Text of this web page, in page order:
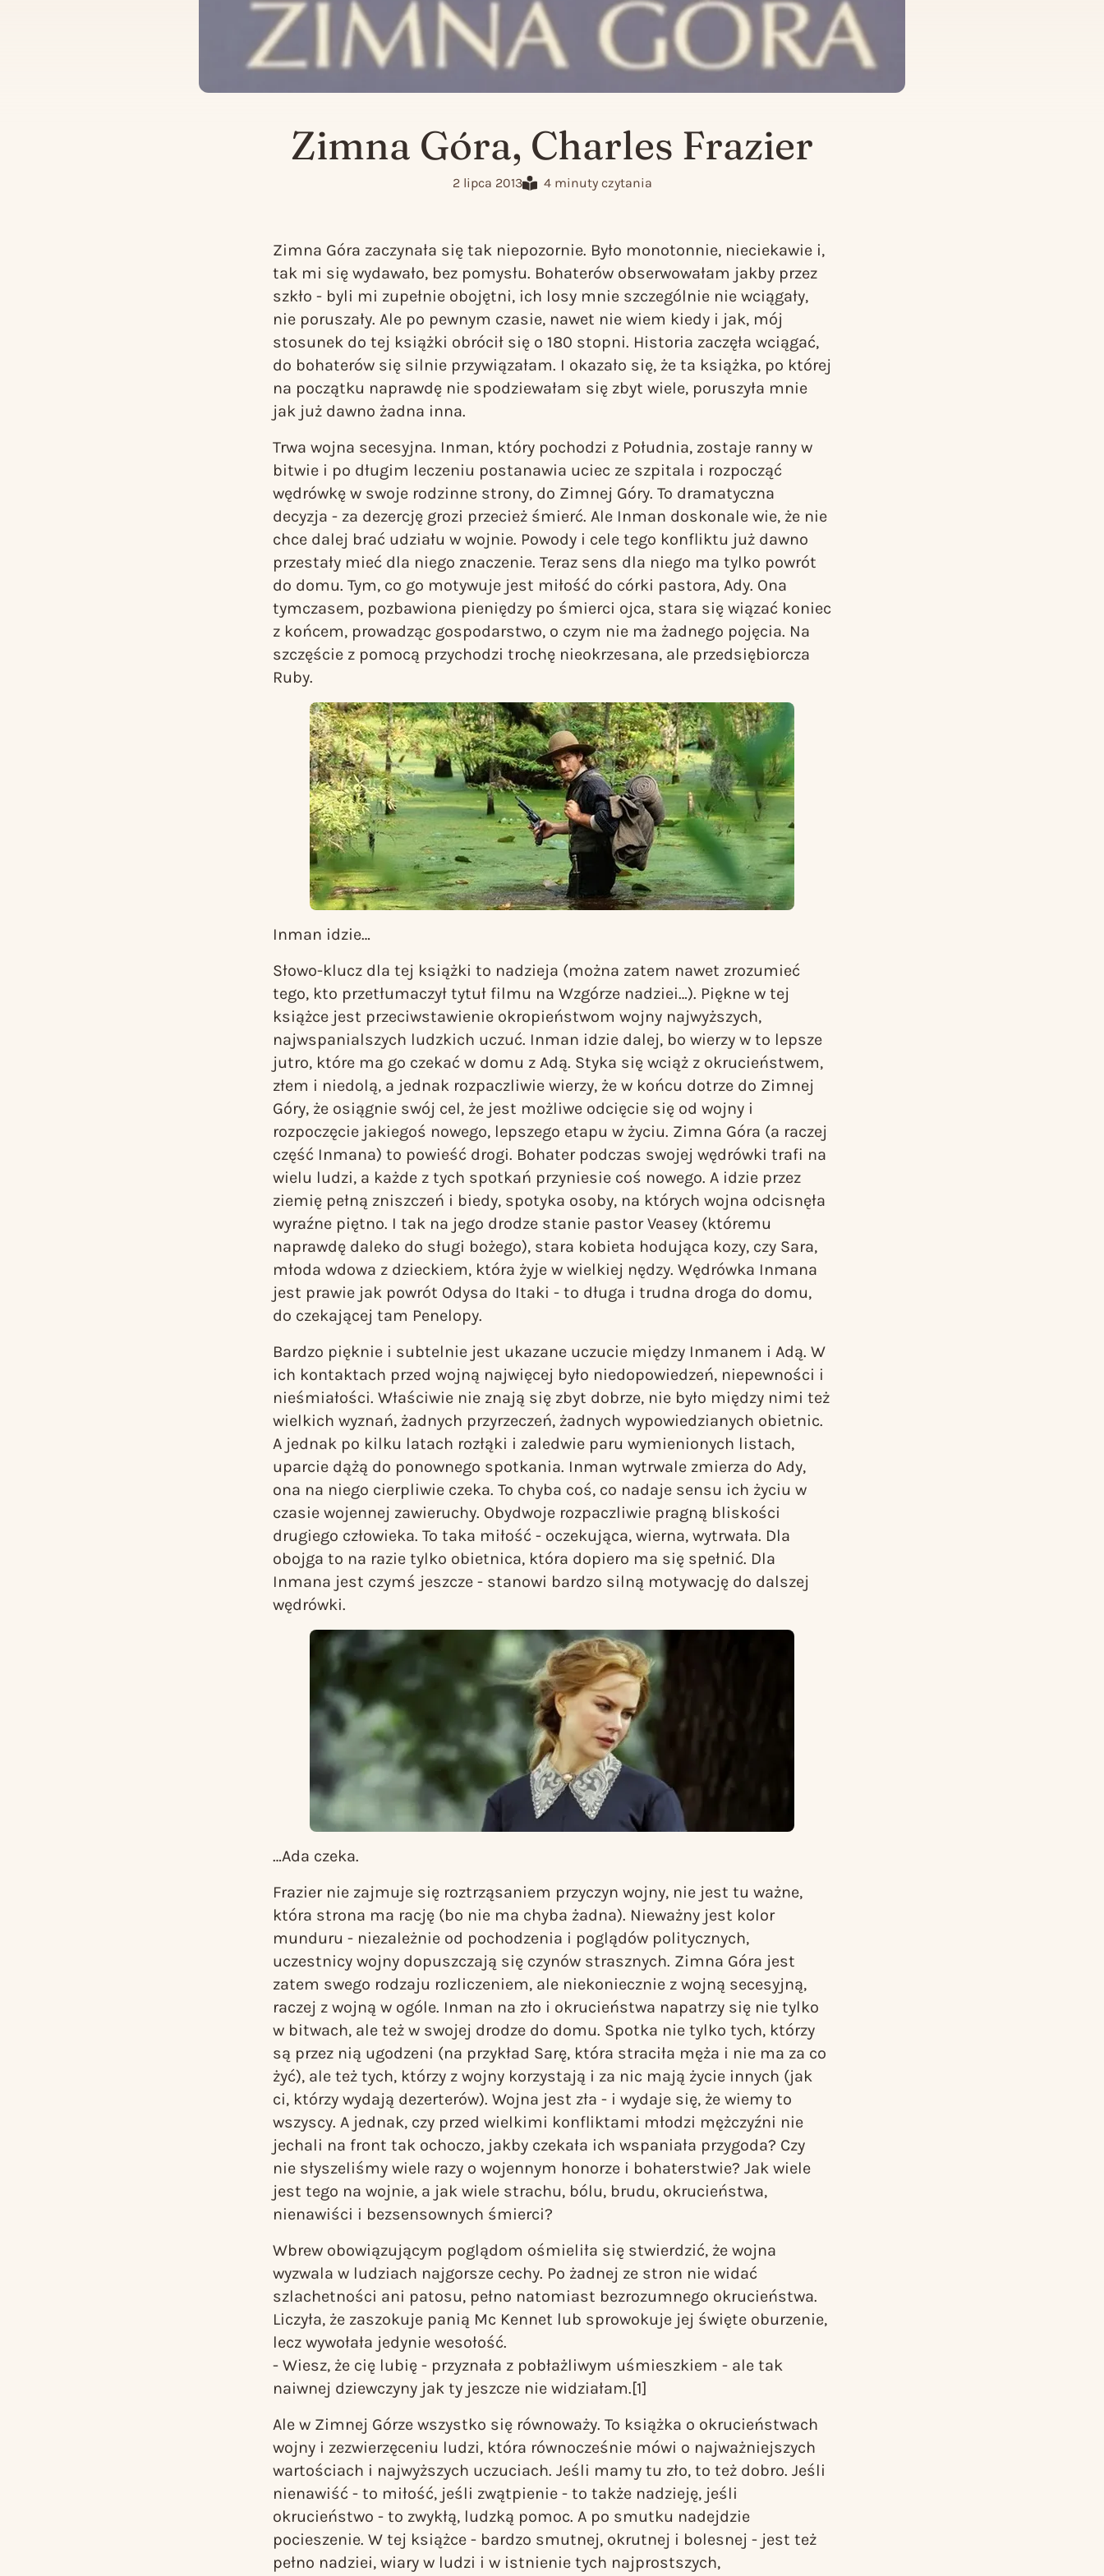
Zimna Góra, Charles Frazier
2 lipca 2013 4 minuty czytania
Zimna Góra zaczynała się tak niepozornie. Było monotonnie, nieciekawie i,
tak mi się wydawało, bez pomysłu. Bohaterów obserwowałam jakby przez
szkło - byli mi zupełnie obojętni, ich losy mnie szczególnie nie wciągały,
nie poruszały. Ale po pewnym czasie, nawet nie wiem kiedy i jak, mój
stosunek do tej książki obrócił się o 180 stopni. Historia zaczęła wciągać,
do bohaterów się silnie przywiązałam. I okazało się, że ta książka, po której
na początku naprawdę nie spodziewałam się zbyt wiele, poruszyła mnie
jak już dawno żadna inna.
Trwa wojna secesyjna. Inman, który pochodzi z Południa, zostaje ranny w
bitwie i po długim leczeniu postanawia uciec ze szpitala i rozpocząć
wędrówkę w swoje rodzinne strony, do Zimnej Góry. To dramatyczna
decyzja - za dezercję grozi przecież śmierć. Ale Inman doskonale wie, że nie
chce dalej brać udziału w wojnie. Powody i cele tego konfliktu już dawno
przestały mieć dla niego znaczenie. Teraz sens dla niego ma tylko powrót
do domu. Tym, co go motywuje jest miłość do córki pastora, Ady. Ona
tymczasem, pozbawiona pieniędzy po śmierci ojca, stara się wiązać koniec
z końcem, prowadząc gospodarstwo, o czym nie ma żadnego pojęcia. Na
szczęście z pomocą przychodzi trochę nieokrzesana, ale przedsiębiorcza
Ruby.
Inman idzie…
Słowo-klucz dla tej książki to nadzieja (można zatem nawet zrozumieć
tego, kto przetłumaczył tytuł filmu na Wzgórze nadziei…). Piękne w tej
książce jest przeciwstawienie okropieństwom wojny najwyższych,
najwspanialszych ludzkich uczuć. Inman idzie dalej, bo wierzy w to lepsze
jutro, które ma go czekać w domu z Adą. Styka się wciąż z okrucieństwem,
złem i niedolą, a jednak rozpaczliwie wierzy, że w końcu dotrze do Zimnej
Góry, że osiągnie swój cel, że jest możliwe odcięcie się od wojny i
rozpoczęcie jakiegoś nowego, lepszego etapu w życiu. Zimna Góra (a raczej
część Inmana) to powieść drogi. Bohater podczas swojej wędrówki trafi na
wielu ludzi, a każde z tych spotkań przyniesie coś nowego. A idzie przez
ziemię pełną zniszczeń i biedy, spotyka osoby, na których wojna odcisnęła
wyraźne piętno. I tak na jego drodze stanie pastor Veasey (któremu
naprawdę daleko do sługi bożego), stara kobieta hodująca kozy, czy Sara,
młoda wdowa z dzieckiem, która żyje w wielkiej nędzy. Wędrówka Inmana
jest prawie jak powrót Odysa do Itaki - to długa i trudna droga do domu,
do czekającej tam Penelopy.
Bardzo pięknie i subtelnie jest ukazane uczucie między Inmanem i Adą. W
ich kontaktach przed wojną najwięcej było niedopowiedzeń, niepewności i
nieśmiałości. Właściwie nie znają się zbyt dobrze, nie było między nimi też
wielkich wyznań, żadnych przyrzeczeń, żadnych wypowiedzianych obietnic.
A jednak po kilku latach rozłąki i zaledwie paru wymienionych listach,
uparcie dążą do ponownego spotkania. Inman wytrwale zmierza do Ady,
ona na niego cierpliwie czeka. To chyba coś, co nadaje sensu ich życiu w
czasie wojennej zawieruchy. Obydwoje rozpaczliwie pragną bliskości
drugiego człowieka. To taka miłość - oczekująca, wierna, wytrwała. Dla
obojga to na razie tylko obietnica, która dopiero ma się spełnić. Dla
Inmana jest czymś jeszcze - stanowi bardzo silną motywację do dalszej
wędrówki.
…Ada czeka.
Frazier nie zajmuje się roztrząsaniem przyczyn wojny, nie jest tu ważne,
która strona ma rację (bo nie ma chyba żadna). Nieważny jest kolor
munduru - niezależnie od pochodzenia i poglądów politycznych,
uczestnicy wojny dopuszczają się czynów strasznych. Zimna Góra jest
zatem swego rodzaju rozliczeniem, ale niekoniecznie z wojną secesyjną,
raczej z wojną w ogóle. Inman na zło i okrucieństwa napatrzy się nie tylko
w bitwach, ale też w swojej drodze do domu. Spotka nie tylko tych, którzy
są przez nią ugodzeni (na przykład Sarę, która straciła męża i nie ma za co
żyć), ale też tych, którzy z wojny korzystają i za nic mają życie innych (jak
ci, którzy wydają dezerterów). Wojna jest zła - i wydaje się, że wiemy to
wszyscy. A jednak, czy przed wielkimi konfliktami młodzi mężczyźni nie
jechali na front tak ochoczo, jakby czekała ich wspaniała przygoda? Czy
nie słyszeliśmy wiele razy o wojennym honorze i bohaterstwie? Jak wiele
jest tego na wojnie, a jak wiele strachu, bólu, brudu, okrucieństwa,
nienawiści i bezsensownych śmierci?
Wbrew obowiązującym poglądom ośmieliła się stwierdzić, że wojna
wyzwala w ludziach najgorsze cechy. Po żadnej ze stron nie widać
szlachetności ani patosu, pełno natomiast bezrozumnego okrucieństwa.
Liczyła, że zaszokuje panią Mc Kennet lub sprowokuje jej święte oburzenie,
lecz wywołała jedynie wesołość.
- Wiesz, że cię lubię - przyznała z pobłażliwym uśmieszkiem - ale tak
naiwnej dziewczyny jak ty jeszcze nie widziałam.[1]
Ale w Zimnej Górze wszystko się równoważy. To książka o okrucieństwach
wojny i zezwierzęceniu ludzi, która równocześnie mówi o najważniejszych
wartościach i najwyższych uczuciach. Jeśli mamy tu zło, to też dobro. Jeśli
nienawiść - to miłość, jeśli zwątpienie - to także nadzieję, jeśli
okrucieństwo - to zwykłą, ludzką pomoc. A po smutku nadejdzie
pocieszenie. W tej książce - bardzo smutnej, okrutnej i bolesnej - jest też
pełno nadziei, wiary w ludzi i w istnienie tych najprostszych,